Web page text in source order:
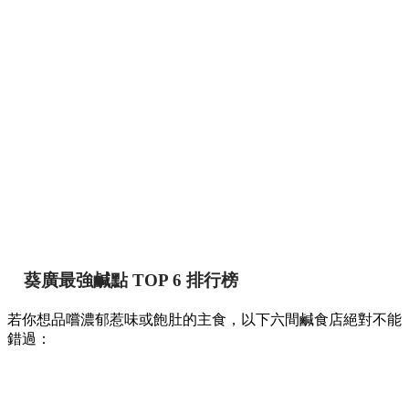
葵廣最強鹹點 TOP 6 排行榜
若你想品嚐濃郁惹味或飽肚的主食，以下六間鹹食店絕對不能
錯過：